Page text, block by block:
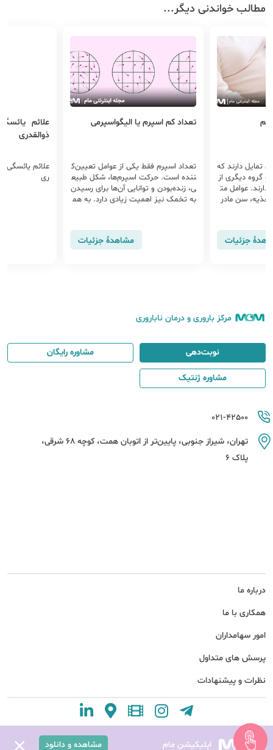
مطالب خواندنی دیگر...
تمایل دارند که
و گروه دیگری از
دارند. عوامل مت
سن مادر
جزئیات
تعداد کم اسپرم یا الیگواسپرمی
تعداد اسپرم فقط یکی از عوامل تعیین‌ک
ننده است. حرکت اسپرم‌ها، شکل طبیع
ی، زنده‌بودن و توانایی آن‌ها برای رسیدن
به تخمک نیز اهمیت زیادی دارد. به هم
مشاهدهٔ جزئیات
علائم
ذوالقدری
علائم یائسگی
ری
مرکز باروری و درمان ناباروری
درباره ما
همکاری با ما
امور سهامداران
پرسش های متداول
نظرات و پیشنهادات
021-42500
تهران، شیراز جنوبی، پایین‌تر از اتوبان همت، کوچه 68 شرقی،
پلاک 6
نوبت‌دهی مشاوره رایگان
مشاوره ژنتیک
اپلیکیشن مام مشاهده و دانلود